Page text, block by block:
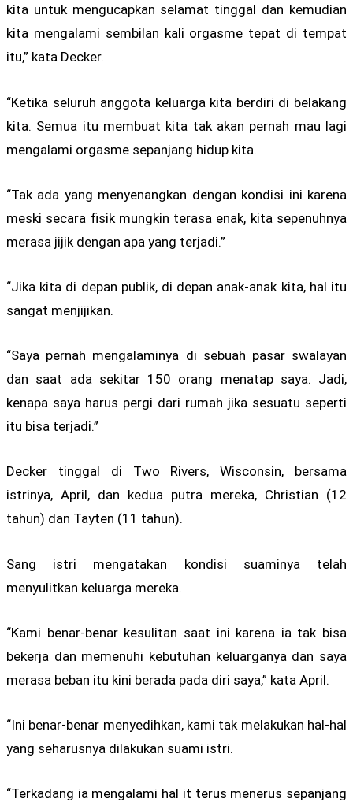
kita untuk mengucapkan selamat tinggal dan kemudian
kita mengalami sembilan kali orgasme tepat di tempat
itu,” kata Decker.
“Ketika seluruh anggota keluarga kita berdiri di belakang
kita. Semua itu membuat kita tak akan pernah mau lagi
mengalami orgasme sepanjang hidup kita.
“Tak ada yang menyenangkan dengan kondisi ini karena
meski secara fisik mungkin terasa enak, kita sepenuhnya
merasa jijik dengan apa yang terjadi.”
“Jika kita di depan publik, di depan anak-anak kita, hal itu
sangat menjijikan.
“Saya pernah mengalaminya di sebuah pasar swalayan
dan saat ada sekitar 150 orang menatap saya. Jadi,
kenapa saya harus pergi dari rumah jika sesuatu seperti
itu bisa terjadi.”
Decker tinggal di Two Rivers, Wisconsin, bersama
istrinya, April, dan kedua putra mereka, Christian (12
tahun) dan Tayten (11 tahun).
Sang istri mengatakan kondisi suaminya telah
menyulitkan keluarga mereka.
“Kami benar-benar kesulitan saat ini karena ia tak bisa
bekerja dan memenuhi kebutuhan keluarganya dan saya
merasa beban itu kini berada pada diri saya,” kata April.
“Ini benar-benar menyedihkan, kami tak melakukan hal-hal
yang seharusnya dilakukan suami istri.
“Terkadang ia mengalami hal it terus menerus sepanjang